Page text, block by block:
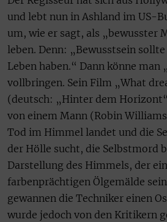
und lebt nun in Ashland im US-
um, wie er sagt, als „bewusster
leben. Denn: „Bewusstsein
Leben haben.“ Dann könne man
vollbringen. Sein Film „What
(deutsch: „Hinter dem
von einem Mann (Robin
Tod im Himmel landet und die
der Hölle sucht, die Selbstmord
Darstellung des Himmels, der
farbenprächtigen Ölgemälde
gewannen die Techniker einen
wurde jedoch von den Kritikern